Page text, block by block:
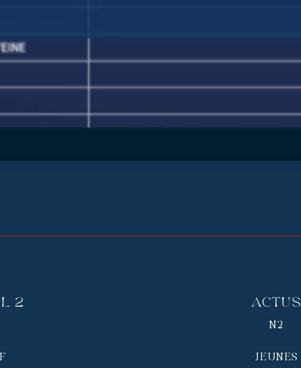
2 Actus
N2
JEUNES